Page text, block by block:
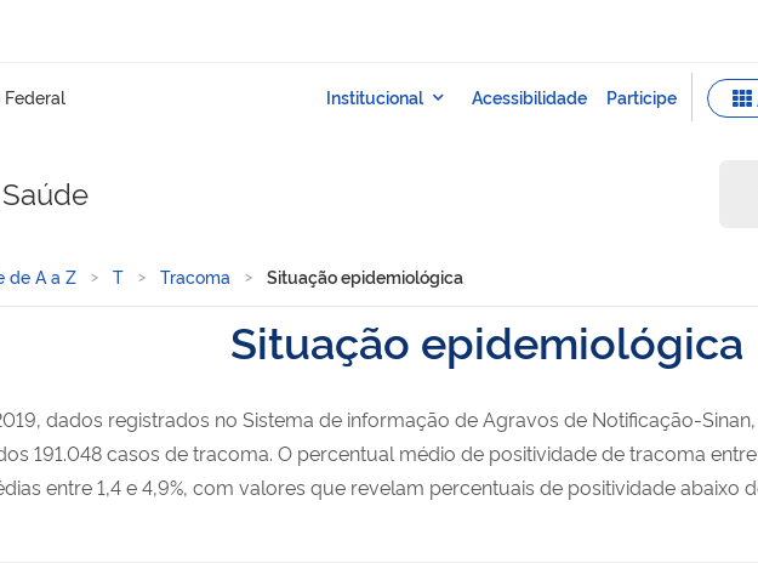
navegação
de A a Z T Tracoma Situação epidemiológica
Situação epidemiológica
dados registrados no Sistema de informação de Agravos de Notificação-
191.048 casos de tracoma. O percentual médio de positividade de tracoma
entre 1,4 e 4,9%, com valores que revelam percentuais de positividade abaixo